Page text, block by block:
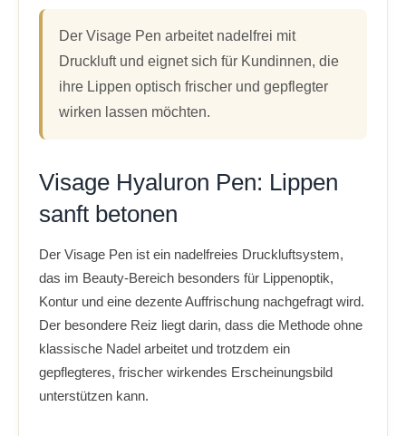
Der Visage Pen arbeitet nadelfrei mit
Druckluft und eignet sich für Kundinnen, die
ihre Lippen optisch frischer und gepflegter
wirken lassen möchten.
Visage Hyaluron Pen: Lippen
sanft betonen
Der Visage Pen ist ein nadelfreies Druckluftsystem,
das im Beauty-Bereich besonders für Lippenoptik,
Kontur und eine dezente Auffrischung nachgefragt wird.
Der besondere Reiz liegt darin, dass die Methode ohne
klassische Nadel arbeitet und trotzdem ein
gepflegteres, frischer wirkendes Erscheinungsbild
unterstützen kann.